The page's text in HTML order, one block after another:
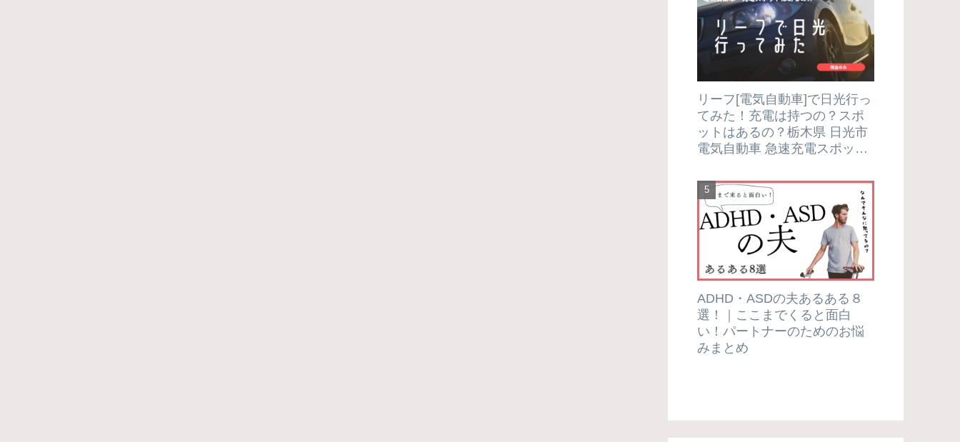
リーフ[電気自動車]で日光行っ
てみた！充電は持つの？スポ
ットはあるの？栃木県 日光市
電気自動車 急速充電スポット
ADHD・ASDの夫あるある８
選！｜ここまでくると面白
い！パートナーのためのお悩
みまとめ